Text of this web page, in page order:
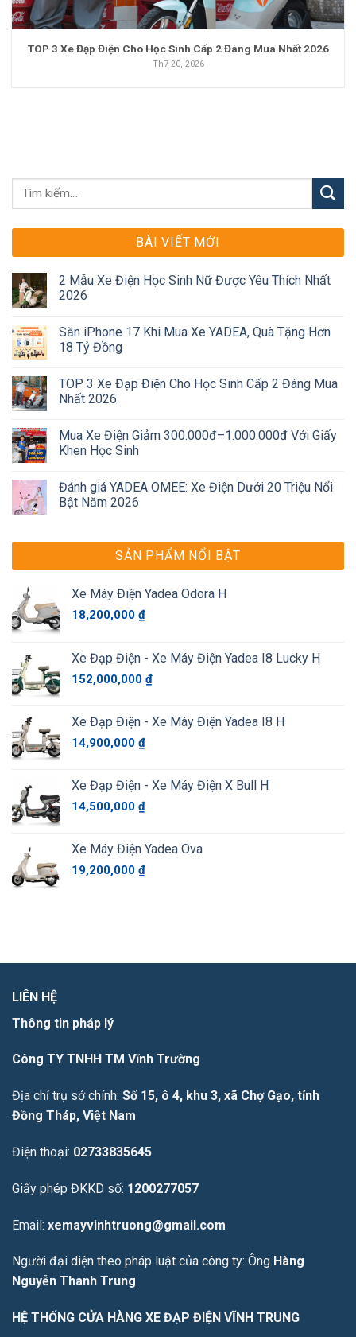
TOP 3 Xe Đạp Điện Cho Học Sinh Cấp 2 Đáng Mua Nhất 2026
Th7 20, 2026
BÀI VIẾT MỚI
2 Mẫu Xe Điện Học Sinh Nữ Được Yêu Thích Nhất
2026
Săn iPhone 17 Khi Mua Xe YADEA, Quà Tặng Hơn
18 Tỷ Đồng
TOP 3 Xe Đạp Điện Cho Học Sinh Cấp 2 Đáng Mua
Nhất 2026
Mua Xe Điện Giảm 300.000đ–1.000.000đ Với Giấy
Khen Học Sinh
Đánh giá YADEA OMEE: Xe Điện Dưới 20 Triệu Nổi
Bật Năm 2026
SẢN PHẨM NỔI BẬT
Xe Máy Điện Yadea Odora H
18,200,000 ₫
Xe Đạp Điện - Xe Máy Điện Yadea I8 Lucky H
152,000,000 ₫
Xe Đạp Điện - Xe Máy Điện Yadea I8 H
14,900,000 ₫
Xe Đạp Điện - Xe Máy Điện X Bull H
14,500,000 ₫
Xe Máy Điện Yadea Ova
19,200,000 ₫
LIÊN HỆ
Thông tin pháp lý
Công TY TNHH TM Vĩnh Trường
Địa chỉ trụ sở chính: Số 15, ô 4, khu 3, xã Chợ Gạo, tỉnh
Đồng Tháp, Việt Nam
Điện thoại: 02733835645
Giấy phép ĐKKD số: 1200277057
Email: xemayvinhtruong@gmail.com
Người đại diện theo pháp luật của công ty: Ông Hàng
Nguyễn Thanh Trung
HỆ THỐNG CỬA HÀNG XE ĐẠP ĐIỆN VĨNH TRUNG